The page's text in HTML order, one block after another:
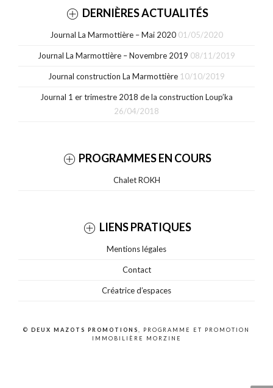
DERNIÈRES ACTUALITÉS
Journal La Marmottière – Mai 2020 01/05/2020
Journal La Marmottière – Novembre 2019 08/11/2019
Journal construction La Marmottière 10/10/2019
Journal 1 er trimestre 2018 de la construction Loup’ka
26/04/2018
PROGRAMMES EN COURS
Chalet ROKH
LIENS PRATIQUES
Mentions légales
Contact
Créatrice d’espaces
© DEUX MAZOTS PROMOTIONS
, PROGRAMME ET PROMOTION
IMMOBILIÈRE MORZINE